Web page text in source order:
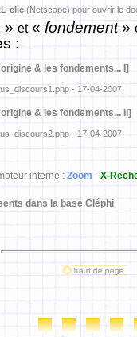
clic (Netscape) pour ouvrir le
» et« fondement»
:
& les fondements... I]
- 17-04-2007
& les fondements... II]
- 17-04-2007
interne : Zoom - X-
dans la base Cléphi